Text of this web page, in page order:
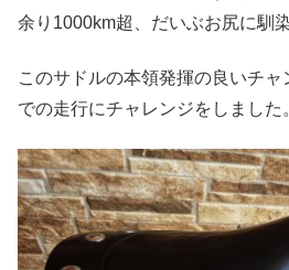
余り1000km超、だいぶお尻に馴
このサドルの本領発揮の良いチ
での走行にチャレンジをしました